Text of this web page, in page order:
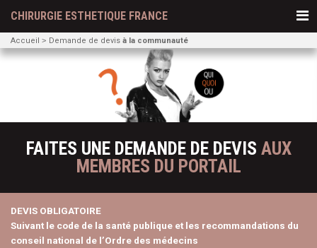
CHIRURGIE ESTHETIQUE FRANCE
Accueil Demande de devis à la communauté
FAITES UNE DEMANDE DE DEVIS AUX
MEMBRES DU PORTAIL
DEVIS OBLIGATOIRE
Suivant le code de la santé publique et les recommandations du
conseil national de l’Ordre des médecins